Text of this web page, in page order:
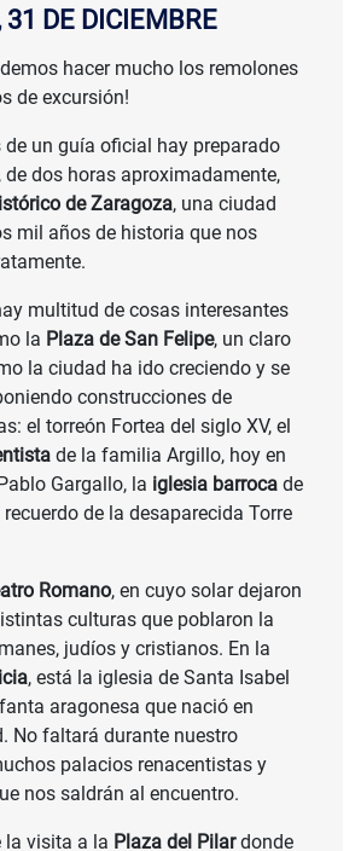
31 DE DICIEMBRE
hacer mucho los remolones
de excursión!
un guía oficial hay preparado
de dos horas aproximadamente,
de Zaragoza, una ciudad
mil años de historia que nos
multitud de cosas interesantes
la Plaza de San Felipe, un claro
la ciudad ha ido creciendo y se
construcciones de
el torreón Fortea del siglo XV, el
de la familia Argillo, hoy en
Gargallo, la iglesia barroca de
de la desaparecida Torre
Romano, en cuyo solar dejaron
culturas que poblaron la
judíos y cristianos. En la
, está la iglesia de Santa Isabel
aragonesa que nació en
No faltará durante nuestro
palacios renacentistas y
nos saldrán al encuentro.
la visita a la Plaza del Pilardonde